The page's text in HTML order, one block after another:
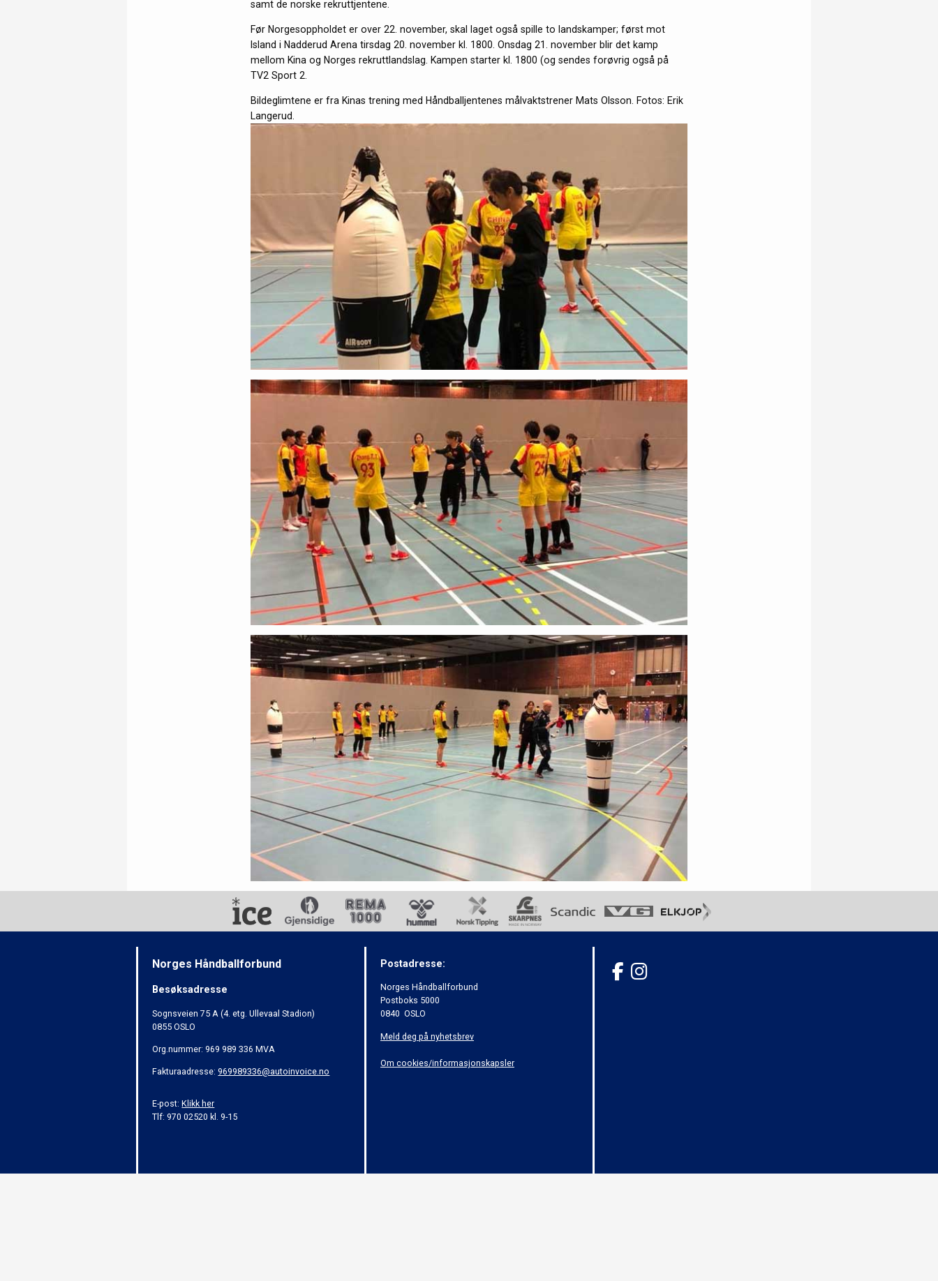
samt de norske rekruttjentene.
Før Norgesoppholdet er over 22. november, skal laget også spille to landskamper; først mot
Island i Nadderud Arena tirsdag 20. november kl. 1800. Onsdag 21. november blir det kamp
mellom Kina og Norges rekruttlandslag. Kampen starter kl. 1800 (og sendes forøvrig også på
TV2 Sport 2.
Bildeglimtene er fra Kinas trening med Håndballjentenes målvaktstrener Mats Olsson. Fotos: Erik
Langerud.
Norges Håndballforbund
Besøksadresse
Sognsveien 75 A (4. etg. Ullevaal Stadion)
0855 OSLO
Org.nummer: 969 989 336 MVA
Fakturaadresse:969989336@autoinvoice.no
E-post:Klikk her
Tlf: 970 02520 kl. 9-15
Postadresse:
Norges Håndballforbund
Postboks 5000
0840 OSLO
Meld deg på nyhetsbrev
Om cookies/informasjonskapsler